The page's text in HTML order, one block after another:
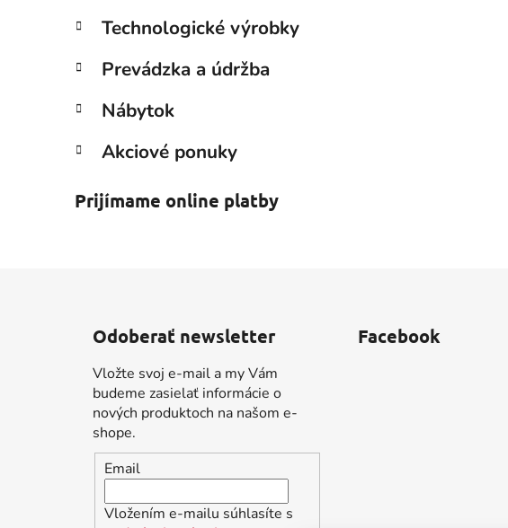
Technologické výrobky
Prevádzka a údržba
Nábytok
Akciové ponuky
Prijímame online platby
Odoberať newsletter
Vložte svoj e-mail a my Vám
budeme zasielať informácie o
nových produktoch na našom e-
shope.
Email
Vložením e-mailu súhlasíte s
Facebook